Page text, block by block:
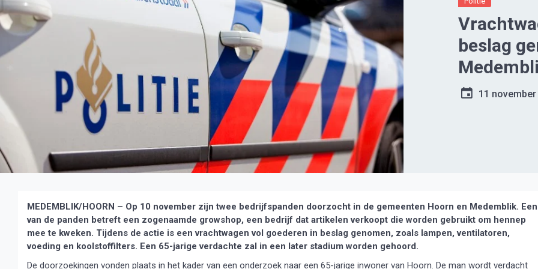
beslag
11
MEDEMBLIK/HOORN – Op 10 november zijn twee bedrijfspanden doorzocht in de gemeenten Hoorn en Medemblik. Een
van de panden betreft een zogenaamde growshop, een bedrijf dat artikelen verkoopt die worden gebruikt om hennep
mee te kweken. Tijdens de actie is een vrachtwagen vol goederen in beslag genomen, zoals lampen, ventilatoren,
voeding en koolstoffilters. Een 65-jarige verdachte zal in een later stadium worden gehoord.
De doorzoekingen vonden plaats in het kader van een onderzoek naar een 65-jarige inwoner van Hoorn. De man wordt verdacht